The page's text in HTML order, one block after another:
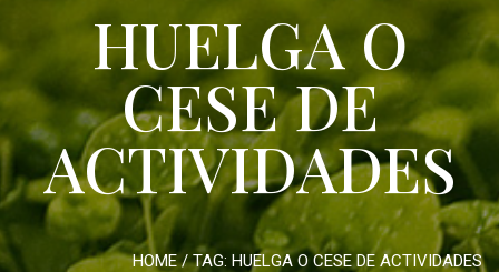
HUELGA O
CESE DE
ACTIVIDADES
HOME/ TAG: HUELGA O CESE DE ACTIVIDADES